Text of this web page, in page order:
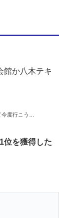
館か八木テキ
今度行こう…
位を獲得した